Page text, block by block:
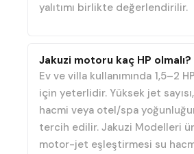
yalıtımı birlikte değerlendirilir.
Jakuzi motoru kaç HP olmalı?
Ev ve villa kullanımında 1,5–2
için yeterlidir. Yüksek jet
hacmi veya otel/spa
tercih edilir. Jakuzi Modelleri
motor-jet eşleştirmesi su